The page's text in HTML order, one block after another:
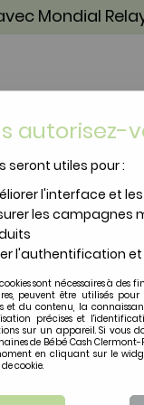
Mondial
TOILETTE & SOIN
chaussettes
autorisez-
seront utiles pour :
l'interface et
les campagnes
l'authentification
sont nécessaires à des
peuvent être utilisés
et du contenu, la
précises et
sur un appareil. Si vous
de Bébé Cash
en cliquant sur le
cookie.